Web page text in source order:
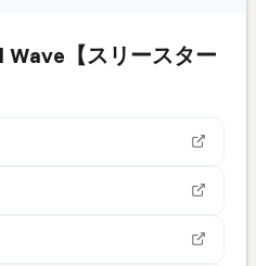
【スリースター